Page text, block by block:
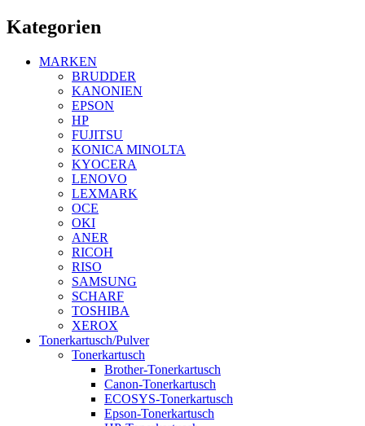
Kategorien
MARKEN
BRUDDER
KANONIEN
EPSON
HP
FUJITSU
KONICA MINOLTA
KYOCERA
LENOVO
LEXMARK
OCE
OKI
ANER
RICOH
RISO
SAMSUNG
SCHARF
TOSHIBA
XEROX
Tonerkartusch/Pulver
Tonerkartusch
Brother-Tonerkartusch
Canon-Tonerkartusch
ECOSYS-Tonerkartusch
Epson-Tonerkartusch